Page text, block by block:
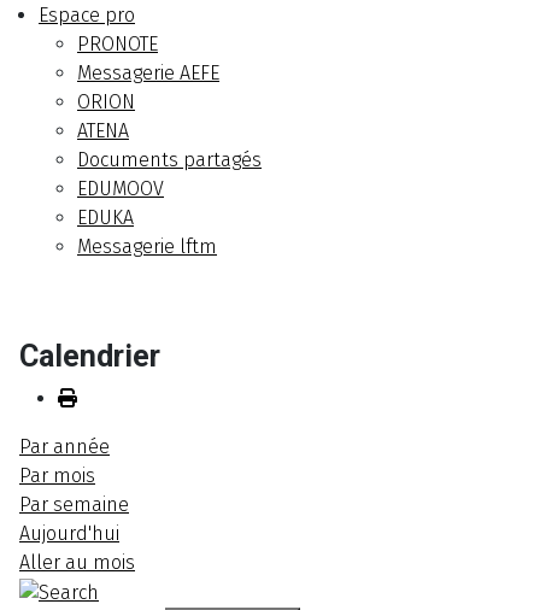
Espace pro
PRONOTE
Messagerie AEFE
ORION
ATENA
Documents partagés
EDUMOOV
EDUKA
Messagerie lftm
Calendrier
Par année
Par mois
Par semaine
Aujourd'hui
Aller au mois